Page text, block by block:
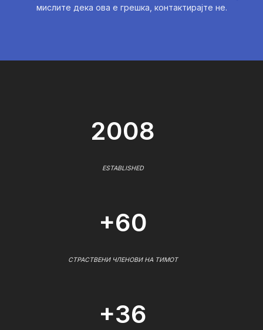
мислите дека ова е грешка, контактирајте не.
2008
ESTABLISHED
+60
СТРАСТВЕНИ ЧЛЕНОВИ НА ТИМОТ
+36